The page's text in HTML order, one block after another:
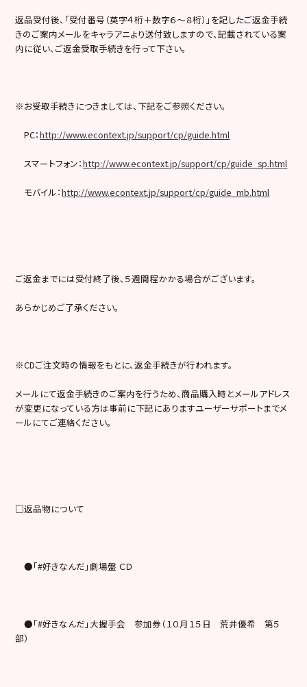
返品受付後、「受付番号（英字４桁＋数字６～８桁）」を記したご返金手続
きのご案内メールをキャラアニより送付致しますので、記載されている案
内に従い、ご返金受取手続きを行って下さい。
※お受取手続きにつきましては、下記をご参照ください。
PC：http://www.econtext.jp/support/cp/guide.html
スマートフォン：http://www.econtext.jp/support/cp/guide_sp.html
モバイル：http://www.econtext.jp/support/cp/guide_mb.html
ご返金までには受付終了後、５週間程かかる場合がございます。
あらかじめご了承ください。
※CDご注文時の情報をもとに、返金手続きが行われます。
メールにて返金手続きのご案内を行うため、商品購入時とメールアドレス
が変更になっている方は事前に下記にありますユーザーサポートまでメ
ールにてご連絡ください。
□返品物について
●「#好きなんだ」劇場盤 ＣＤ
●「#好きなんだ」大握手会 参加券（１０月１５日 荒井優希 第５
部）